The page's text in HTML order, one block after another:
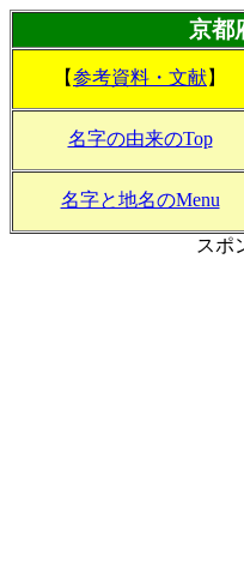
京都
【参考資料・文献】
名字の由来のTop
名字と地名のMenu
スポ